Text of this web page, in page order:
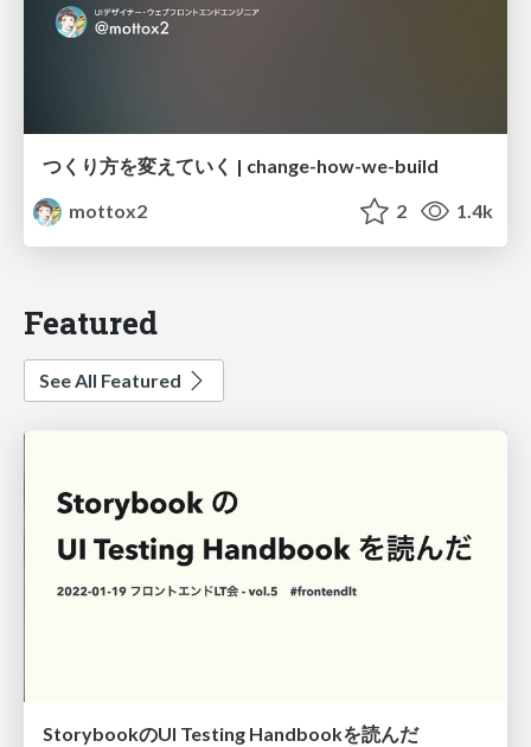
つくり方を変えていく | change-how-we-build
mottox2
2 1.4k
Featured
See All Featured
StorybookのUI Testing Handbookを読んだ